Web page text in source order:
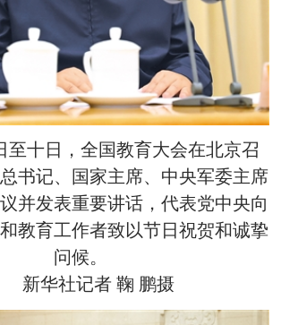
十日，全国教育大会在北京召
书记、国家主席、中央军委主席
并发表重要讲话，代表党中央向
教育工作者致以节日祝贺和诚挚
问候。
华社记者 鞠 鹏摄